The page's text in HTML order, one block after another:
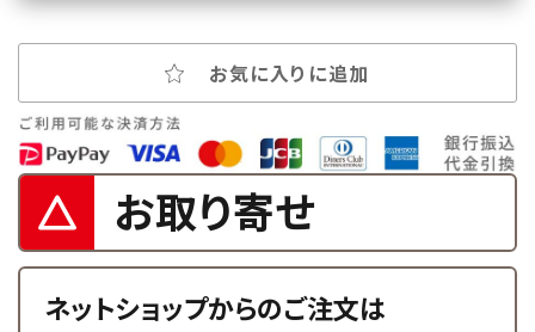
お気に入りに追加
お取り寄せ
ネットショップからのご注文は